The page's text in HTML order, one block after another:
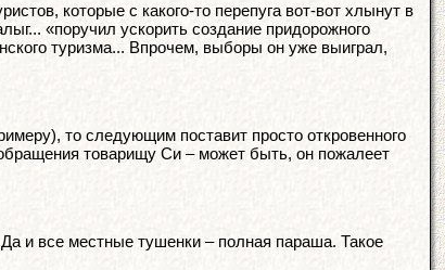
которые с какого-то перепуга вот-вот хлынут в
«поручил ускорить создание придорожного
туризма... Впрочем, выборы он уже выиграл,
то следующим поставит просто откровенного
товарищу Си – может быть, он пожалеет
и все местные тушенки – полная параша. Такое